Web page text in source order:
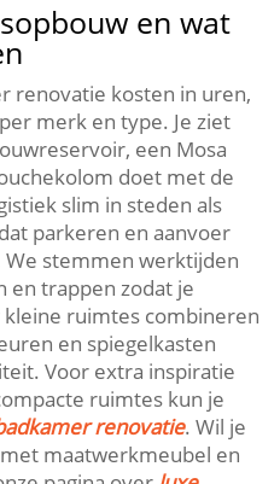
en wat
renovatie kosten in uren,
merk en type.​ Je ziet
een Mosa
doet met de
slim in steden als
parkeren en aanvoer
We stemmen werktijden
en trappen zodat je
ruimtes combineren
en spiegelkasten
Voor extra inspiratie
ruimtes kun je
renovatie.​ Wil je
maatwerkmeubel en